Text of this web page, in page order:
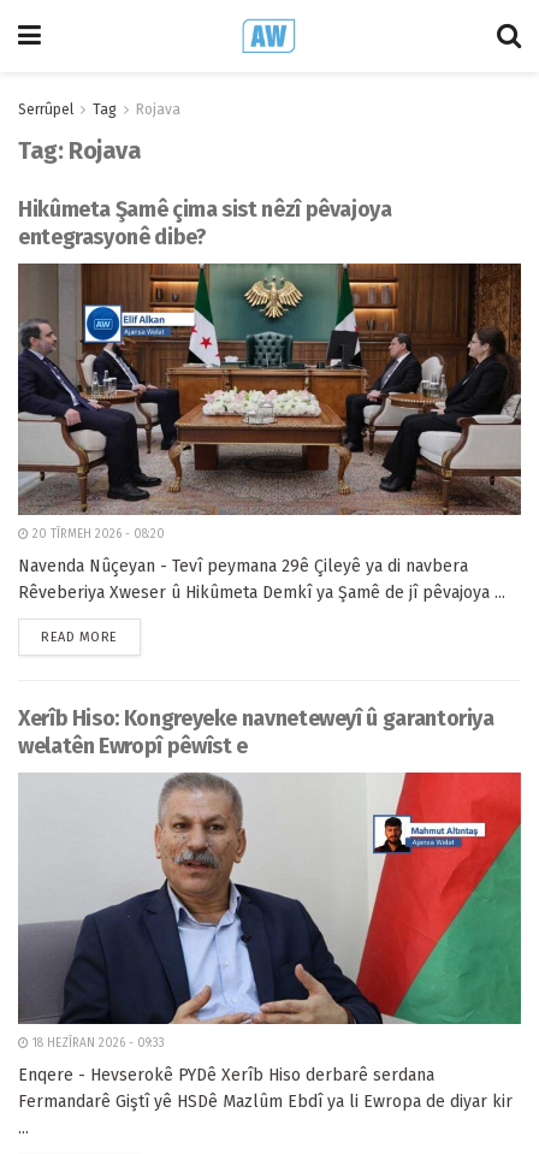
Serrûpel Tag Rojava
Tag: Rojava
Hikûmeta Şamê çima sist nêzî pêvajoya
entegrasyonê dibe?
20 TÎRMEH 2026 - 08:20
Navenda Nûçeyan - Tevî peymana 29ê Çileyê ya di navbera
Rêveberiya Xweser û Hikûmeta Demkî ya Şamê de jî pêvajoya ...
READ MORE
Xerîb Hiso: Kongreyeke navneteweyî û garantoriya
welatên Ewropî pêwîst e
18 HEZÎRAN 2026 - 09:33
Enqere - Hevserokê PYDê Xerîb Hiso derbarê serdana
Fermandarê Giştî yê HSDê Mazlûm Ebdî ya li Ewropa de diyar kir
...